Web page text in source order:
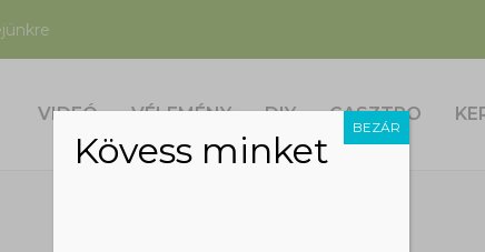
VIDEÓ VÉLEMÉNY DIY GASZTRO
Kövess minket
BEZÁR